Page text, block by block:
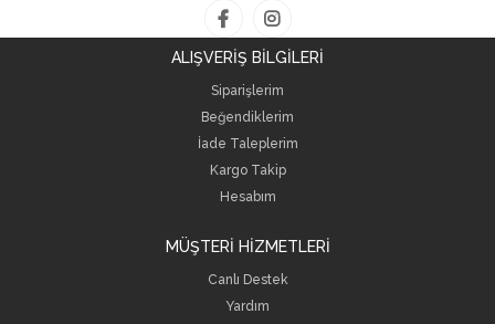
ALIŞVERİŞ BİLGİLERİ
Siparişlerim
Beğendiklerim
İade Taleplerim
Kargo Takip
Hesabım
MÜŞTERİ HİZMETLERİ
Canlı Destek
Yardım